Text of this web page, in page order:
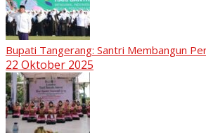
Bupati Tangerang: Santri Membangun
22 Oktober 2025